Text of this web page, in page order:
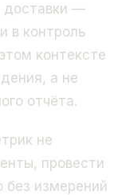
доставки —
в контроль
контексте
а не
отчёта.
не
провести
без измерений